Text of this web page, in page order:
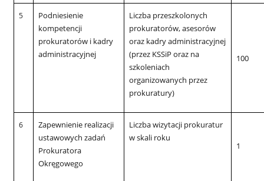
5
Podniesienie
kompetencji
prokuratorów i kadry
administracyjnej
Liczba przeszkolonych
prokuratorów, asesorów
oraz kadry administracyjnej
(przez KSSiP oraz na
szkoleniach
organizowanych przez
prokuratury)
100
6
Zapewnienie realizacji
ustawowych zadań
Prokuratora
Okręgowego
Liczba wizytacji prokuratur
w skali roku
1